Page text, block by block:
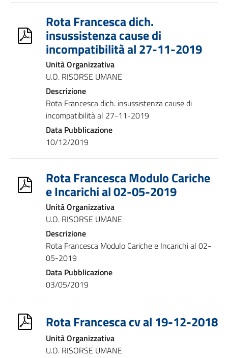
Rota Francesca dich.
insussistenza cause di
incompatibilità al 27-11-2019
Unità Organizzativa
U.O. RISORSE UMANE
Descrizione
Rota Francesca dich. insussistenza cause di
incompatibilità al 27-11-2019
Data Pubblicazione
10/12/2019
Rota Francesca Modulo Cariche
e Incarichi al 02-05-2019
Unità Organizzativa
U.O. RISORSE UMANE
Descrizione
Rota Francesca Modulo Cariche e Incarichi al 02-
05-2019
Data Pubblicazione
03/05/2019
Rota Francesca cv al 19-12-2018
Unità Organizzativa
U.O. RISORSE UMANE